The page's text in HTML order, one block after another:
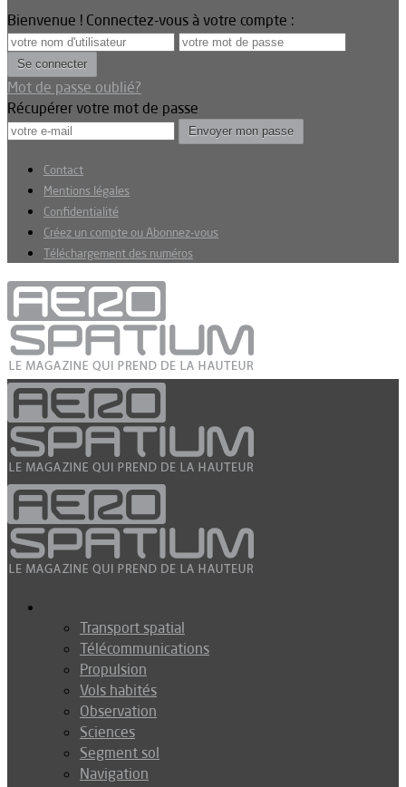
Bienvenue ! Connectez-vous à votre compte :
Mot de passe oublié?
Récupérer votre mot de passe
Contact
Mentions légales
Confidentialité
Créez un compte ou Abonnez-vous
Téléchargement des numéros
Transport spatial
Télécommunications
Propulsion
Vols habités
Observation
Sciences
Segment sol
Navigation